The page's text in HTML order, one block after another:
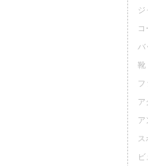
ジ
コ
バ
靴
フ
ア
ア
ス
ビ